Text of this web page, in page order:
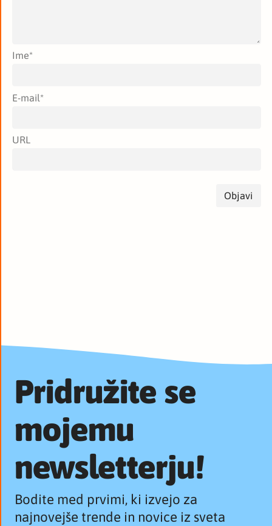
Ime*
E-mail*
URL
Pridružite se
mojemu
newsletterju!
Bodite med prvimi, ki izvejo za
najnovejše trende in novice iz sveta